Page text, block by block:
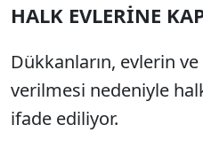
HALK EVLERİNE
Dükkanların, evlerin
verilmesi nedeniyle
ifade ediliyor.